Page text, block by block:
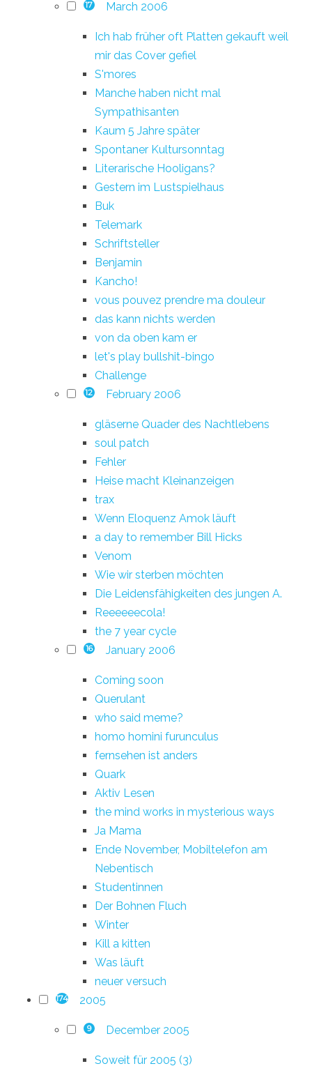
17 March 2006
Ich hab früher oft Platten gekauft weil
mir das Cover gefiel
S'mores
Manche haben nicht mal
Sympathisanten
Kaum 5 Jahre später
Spontaner Kultursonntag
Literarische Hooligans?
Gestern im Lustspielhaus
Buk
Telemark
Schriftsteller
Benjamin
Kancho!
vous pouvez prendre ma douleur
das kann nichts werden
von da oben kam er
let's play bullshit-bingo
Challenge
12 February 2006
gläserne Quader des Nachtlebens
soul patch
Fehler
Heise macht Kleinanzeigen
trax
Wenn Eloquenz Amok läuft
a day to remember Bill Hicks
Venom
Wie wir sterben möchten
Die Leidensfähigkeiten des jungen A.
Reeeeeecola!
the 7 year cycle
16 January 2006
Coming soon
Querulant
who said meme?
homo homini furunculus
fernsehen ist anders
Quark
Aktiv Lesen
the mind works in mysterious ways
Ja Mama
Ende November, Mobiltelefon am
Nebentisch
Studentinnen
Der Bohnen Fluch
Winter
Kill a kitten
Was läuft
neuer versuch
174 2005
9 December 2005
Soweit für 2005 (3)